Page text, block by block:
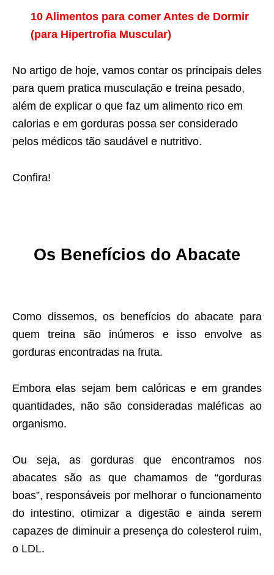
10 Alimentos para comer Antes de Dormir
(para Hipertrofia Muscular)
No artigo de hoje, vamos contar os principais deles
para quem pratica musculação e treina pesado,
além de explicar o que faz um alimento rico em
calorias e em gorduras possa ser considerado
pelos médicos tão saudável e nutritivo.
Confira!
Os Benefícios do Abacate
Como dissemos, os benefícios do abacate para
quem treina são inúmeros e isso envolve as
gorduras encontradas na fruta.
Embora elas sejam bem calóricas e em grandes
quantidades, não são consideradas maléficas ao
organismo.
Ou seja, as gorduras que encontramos nos
abacates são as que chamamos de “gorduras
boas”, responsáveis por melhorar o funcionamento
do intestino, otimizar a digestão e ainda serem
capazes de diminuir a presença do colesterol ruim,
o LDL.